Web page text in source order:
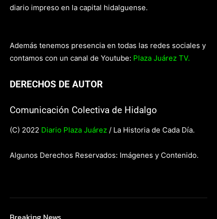
diario impreso en la capital hidalguense.
Además tenemos presencia en todas las redes sociales y
contamos con un canal de Youtube: Plaza Juárez TV.
DERECHOS DE AUTOR
Comunicación Colectiva de Hidalgo
(C) 2022 Diario Plaza Juárez / La Historia de Cada Día.
Algunos Derechos Reservados: Imágenes y Contenido.